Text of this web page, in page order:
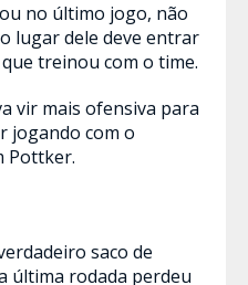
no último jogo, não
lugar dele deve entrar
treinou com o time.
vir mais ofensiva para
jogando com o
Pottker.
saco de
última rodada perdeu